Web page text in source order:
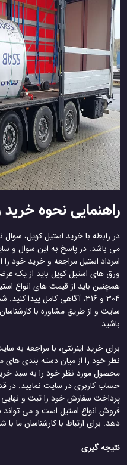
راهنمایی نحوه
در رابطه با خرید استیل کویل، سوال
می باشد. در پاسخ به این سوال و
امرداد استیل مراجعه و خرید خود را
ورق های استیل کویل باید از یک
همچنین باید از قیمت های انواع
304 و 316، آگاهی کامل پیدا
سایت و از طریق مشاوره با
باشید.
برای خرید اینرنتی، با مراجعه به
نظر خود را از میان دسته بندی های
محصول مورد نظر خود را به سبد
حساب کاربری در سایت نمایید. در
پرداخت سفارش خود را ثبت و
فروش انواع استیل است و می تواند
دهد. برای ارتباط با کارشناسان ما با شماره تماس
نتیجه گیری